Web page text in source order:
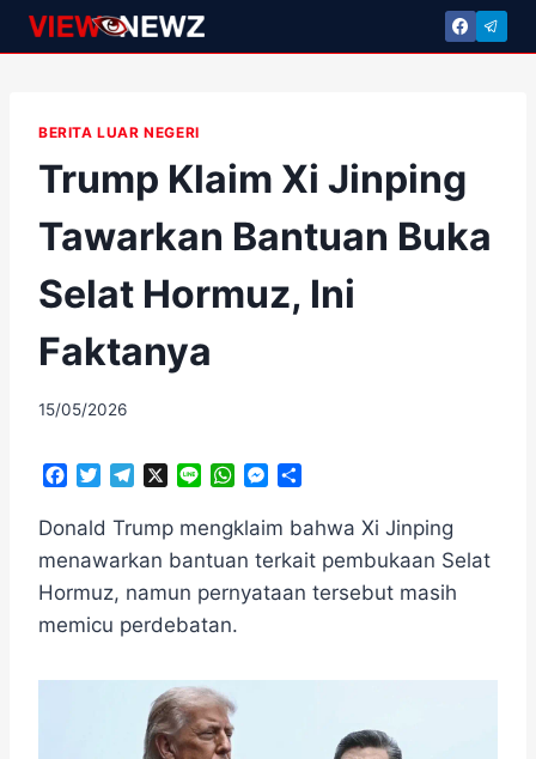
Skip
to
BERITA LUAR NEGERI
Trump Klaim Xi Jinping
Tawarkan Bantuan Buka
Selat Hormuz, Ini
Faktanya
By
15/05/2026
c
b
o
o
i
t
e
r
l
g
r
a
n
W
a
s
A
M
s
e
n
a
r
e
Donald Trump mengklaim bahwa Xi Jinping
menawarkan bantuan terkait pembukaan Selat
Hormuz, namun pernyataan tersebut masih
memicu perdebatan.